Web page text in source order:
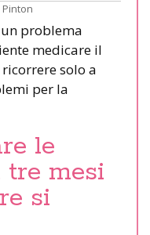
problema
medicare il
solo a
per la
le
tre mesi
si